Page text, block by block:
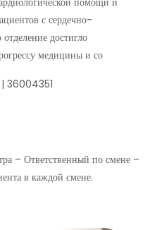
с сердечно-
достигло
медицины и со
36004351
– Ответственный по смене –
в каждой смене.